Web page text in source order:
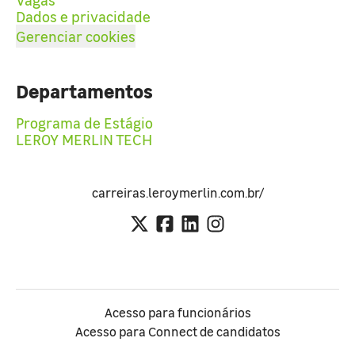
Dados e privacidade
Gerenciar cookies
Departamentos
Programa de Estágio
LEROY MERLIN TECH
carreiras.leroymerlin.com.br/
Acesso para funcionários
Acesso para Connect de candidatos